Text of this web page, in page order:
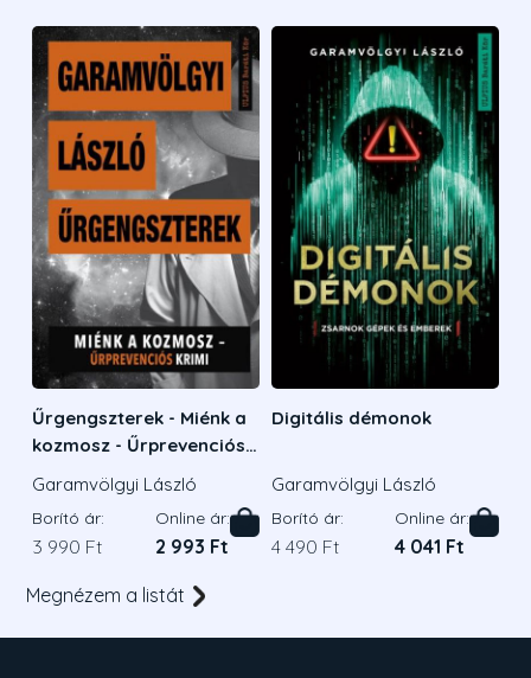
Űrgengszterek - Miénk a
kozmosz - Űrprevenciós
Garamvölgyi László
Borító ár:
3 990 Ft
Online ár:
2 993 Ft
Digitális démonok
Garamvölgyi László
Borító ár:
4 490 Ft
Online ár:
4 041 Ft
Megnézem a listát